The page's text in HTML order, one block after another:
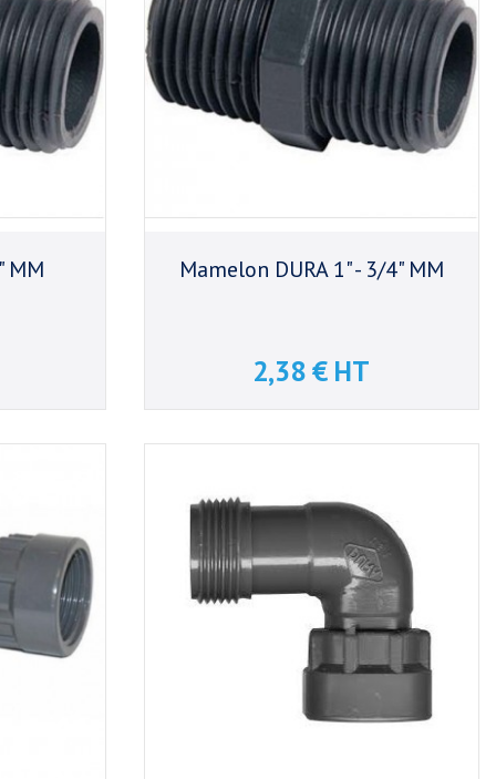
MM Mamelon DURA 1" - 3/4" MM
Prix
2,38 € HT